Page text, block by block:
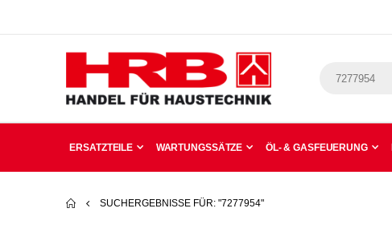
ERSATZTEILE WARTUNGSSÄTZE ÖL- & GASFEUERUNG
SUCHERGEBNISSE FÜR: "7277954"